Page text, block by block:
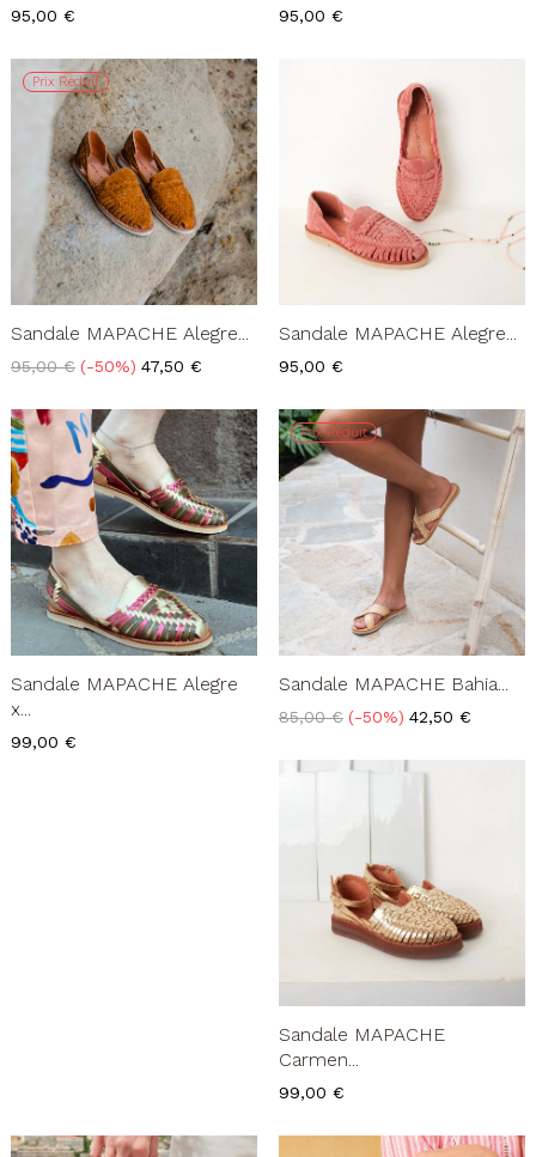
Prix
95,00 € Prix
95,00 €
Prix Réduit
Sandale MAPACHE Alegre...
Prix
95,00 € -50% Prix
47,50 €
Sandale MAPACHE Alegre...
Prix
95,00 €
Sandale MAPACHE Alegre
x...
Prix
99,00 €
Prix Réduit
Sandale MAPACHE Bahia...
Prix
85,00 € -50% Prix
42,50 €
Sandale MAPACHE
Carmen...
Prix
99,00 €